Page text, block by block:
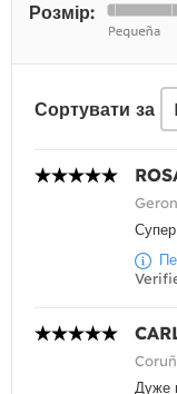
Розмір:
Сортувати за
Супер
Дуже